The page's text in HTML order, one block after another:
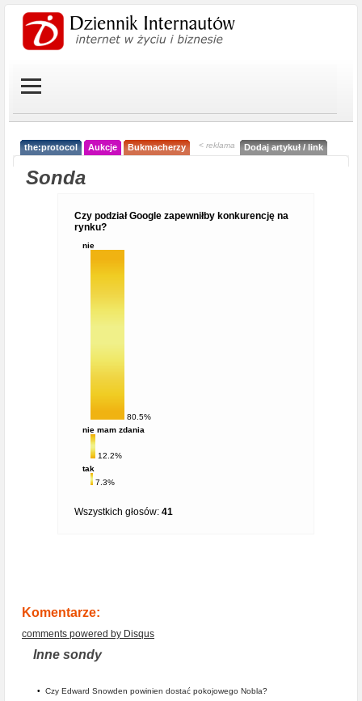
the:protocol Aukcje Bukmacherzy < reklama Dodaj artykuł / link
Sonda
Czy podział Google zapewniłby konkurencję na
rynku?
nie
80.5%
nie mam zdania
12.2%
tak
7.3%
Wszystkich głosów: 41
Komentarze:
comments powered by Disqus
Inne sondy
• Czy Edward Snowden powinien dostać pokojowego Nobla?